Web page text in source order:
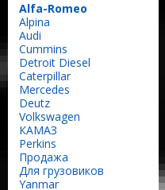
Alfa-Romeo
Alpina
Audi
Сummins
Detroit Diesel
Caterpillar
Mercedes
Deutz
Volkswagen
КАМАЗ
Perkins
Продажа
Для грузовиков
Yanmar